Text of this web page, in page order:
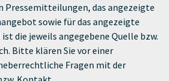
Pressemitteilungen, das angezeigte
sowie für das angezeigte
die jeweils angegebene Quelle bzw.
Bitte klären Sie vor einer
Fragen mit der